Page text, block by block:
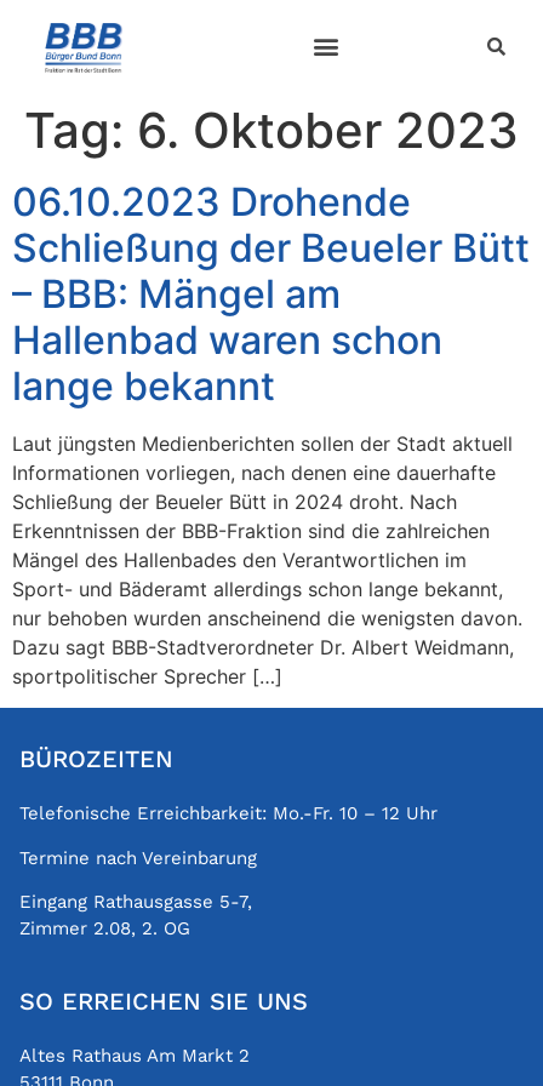
Tag: 6. Oktober 2023
06.10.2023 Drohende
Schließung der Beueler Bütt
– BBB: Mängel am
Hallenbad waren schon
lange bekannt
Laut jüngsten Medienberichten sollen der Stadt aktuell
Informationen vorliegen, nach denen eine dauerhafte
Schließung der Beueler Bütt in 2024 droht. Nach
Erkenntnissen der BBB-Fraktion sind die zahlreichen
Mängel des Hallenbades den Verantwortlichen im
Sport- und Bäderamt allerdings schon lange bekannt,
nur behoben wurden anscheinend die wenigsten davon.
Dazu sagt BBB-Stadtverordneter Dr. Albert Weidmann,
sportpolitischer Sprecher […]
BÜROZEITEN
Telefonische Erreichbarkeit: Mo.-Fr. 10 – 12 Uhr
Termine nach Vereinbarung
Eingang Rathausgasse 5-7,
Zimmer 2.08, 2. OG
SO ERREICHEN SIE UNS
Altes Rathaus Am Markt 2